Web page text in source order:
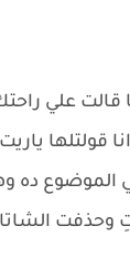
قالت علي
قولتلها
ده
وحذفت